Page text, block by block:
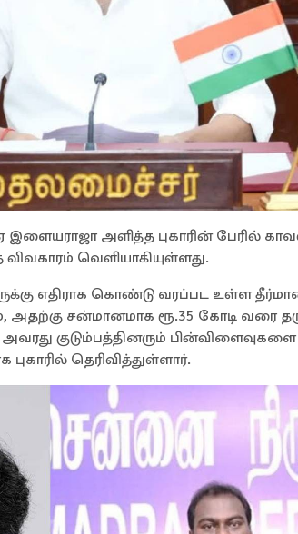
அளித்த புகாரின் பேரில்
வெளியாகியுள்ளது.
எதிராக கொண்டு வரப்பட உள்ள
சன்மானமாக ரூ.35 கோடி வரை
குடும்பத்தினரும் பின்விளைவுகளை
புகாரில் தெரிவித்துள்ளார்.